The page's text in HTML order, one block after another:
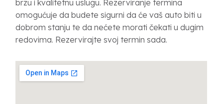
brzu i kvalitetnu uslugu. Rezerviranje termina
omogućuje da budete sigurni da će vaš auto biti u
dobrom stanju te da nećete morati čekati u dugim
redovima. Rezervirajte svoj termin sada.